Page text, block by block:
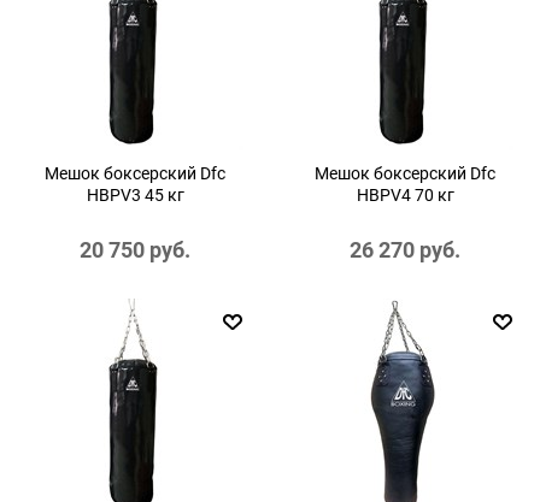
Мешок боксерский Dfc
HBPV3 45 кг
20 750 руб.
Мешок боксерский Dfc
HBPV4 70 кг
26 270 руб.